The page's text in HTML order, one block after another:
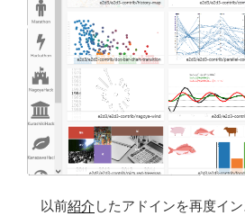
ク
ア
ッ
プ
か
ら
復
元
る”
以前紹介 したアドインを再度イ